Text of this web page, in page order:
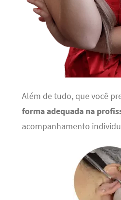
Além de tudo, que você
forma adequada na
acompanhamento